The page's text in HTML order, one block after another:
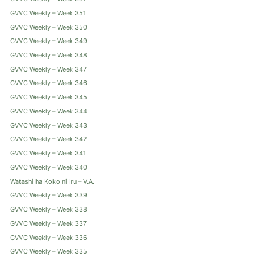
GVVC Weekly – Week 351
GVVC Weekly – Week 350
GVVC Weekly – Week 349
GVVC Weekly – Week 348
GVVC Weekly – Week 347
GVVC Weekly – Week 346
GVVC Weekly – Week 345
GVVC Weekly – Week 344
GVVC Weekly – Week 343
GVVC Weekly – Week 342
GVVC Weekly – Week 341
GVVC Weekly – Week 340
Watashi ha Koko ni Iru – V.A.
GVVC Weekly – Week 339
GVVC Weekly – Week 338
GVVC Weekly – Week 337
GVVC Weekly – Week 336
GVVC Weekly – Week 335